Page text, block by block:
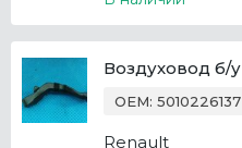
Воздуховод б/у
OEM: 5010226137
Renault